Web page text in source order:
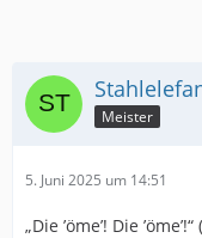
Meister
5. Juni 2025 um 14:51
„Die ’öme’! Die